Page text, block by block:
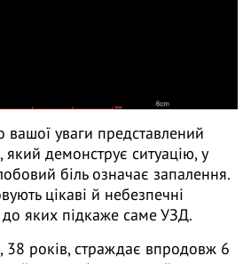
вашої уваги представлений
який демонструє ситуацію, у
біль означає запалення.
цікаві й небезпечні
до яких підкаже саме УЗД.
38 років, страждає впродовж 6